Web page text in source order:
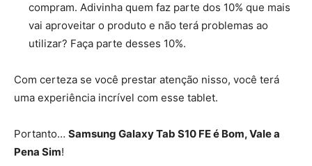
compram. Adivinha quem faz parte dos 10% que mais
vai aproveitar o produto e não terá problemas ao
utilizar? Faça parte desses 10%.
Com certeza se você prestar atenção nisso, você terá
uma experiência incrível com esse tablet.
Portanto… Samsung Galaxy Tab S10 FE é Bom, Vale a
Pena Sim!